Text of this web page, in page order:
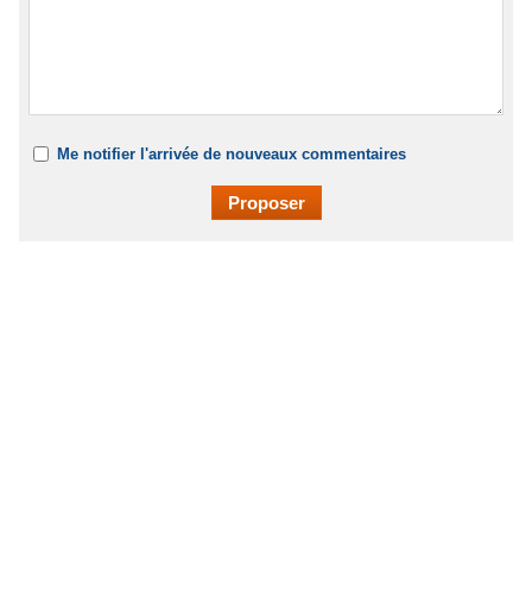
Me notifier l'arrivée de nouveaux commentaires